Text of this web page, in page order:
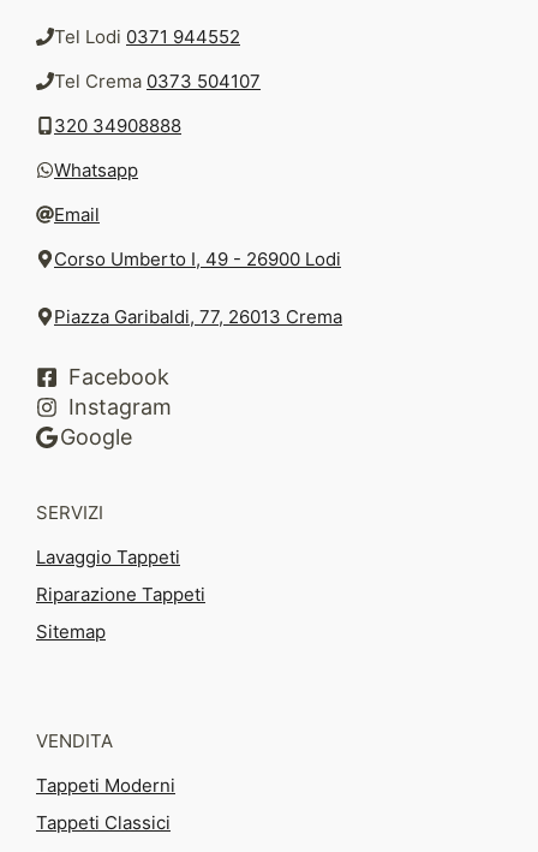
Tel Lodi 0371 944552
Tel Crema 0373 504107
320 34908888
Whatsapp
Email
Corso Umberto I, 49 - 26900 Lodi
Piazza Garibaldi, 77, 26013 Crema
Facebook
Instagram
Google
SERVIZI
Lavaggio Tappeti
Riparazione Tappeti
Sitemap
VENDITA
Tappeti Moderni
Tappeti Classici